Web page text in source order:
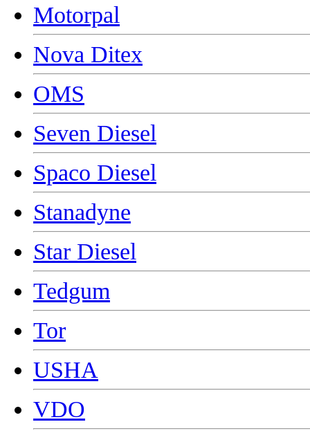
Motorpal
Nova Ditex
OMS
Seven Diesel
Spaco Diesel
Stanadyne
Star Diesel
Tedgum
Tor
USHA
VDO